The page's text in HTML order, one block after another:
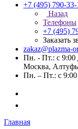
+7 (495) 790-33-
Назад
Телефоны
+7 (495)
Заказать
zakaz@plazma-
Пн. - Пт.: с 9:00
Москва,
Пн. – Пт.: с 9:00
Главная